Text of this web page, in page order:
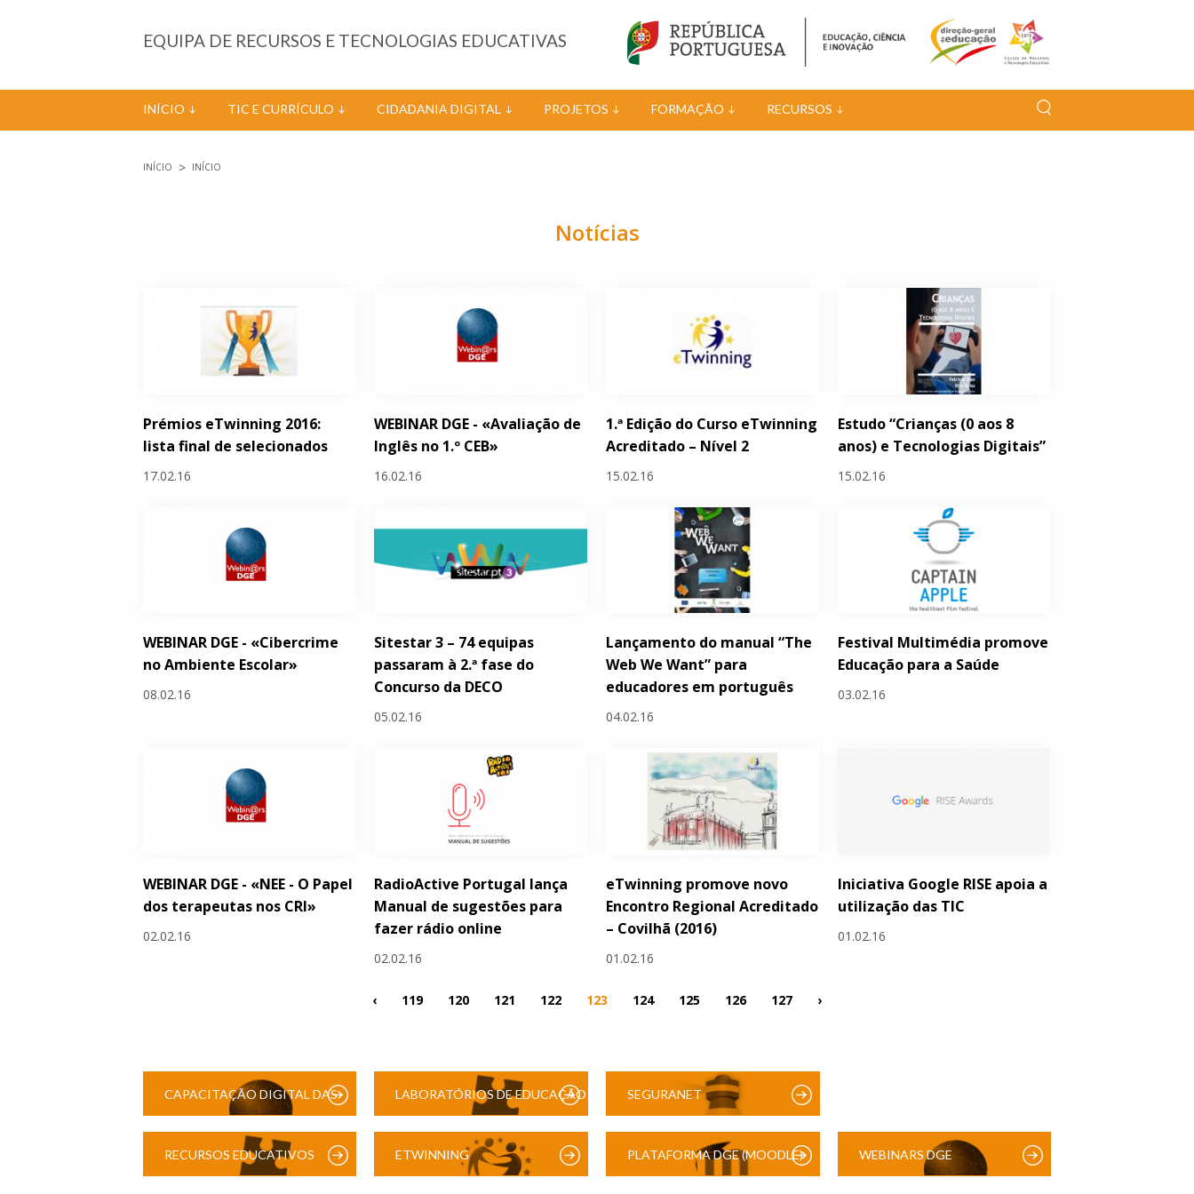
EQUIPA DE RECURSOS E TECNOLOGIAS EDUCATIVAS
INÍCIO TIC E CURRÍCULO CIDADANIA DIGITAL PROJETOS FORMAÇÃO RECURSOS
INÍCIO INÍCIO
Notícias
Prémios eTwinning 2016:
lista final de selecionados
17.02.16
WEBINAR DGE - «Avaliação de
Inglês no 1.º CEB»
16.02.16
1.ª Edição do Curso eTwinning
Acreditado – Nível 2
15.02.16
Estudo “Crianças (0 aos 8
anos) e Tecnologias Digitais”
15.02.16
WEBINAR DGE - «Cibercrime
no Ambiente Escolar»
08.02.16
Sitestar 3 – 74 equipas
passaram à 2.ª fase do
Concurso da DECO
05.02.16
Lançamento do manual “The
Web We Want” para
educadores em português
04.02.16
Festival Multimédia promove
Educação para a Saúde
03.02.16
WEBINAR DGE - «NEE - O Papel
dos terapeutas nos CRI»
02.02.16
RadioActive Portugal lança
Manual de sugestões para
fazer rádio online
02.02.16
eTwinning promove novo
Encontro Regional Acreditado
– Covilhã (2016)
01.02.16
Iniciativa Google RISE apoia a
utilização das TIC
01.02.16
Páginas
‹ 119 120 121 122 123 124 125 126 127 ›
CAPACITAÇÃO DIGITAL DAS LABORATÓRIOS DE EDUCAÇÃO SEGURANET
RECURSOS EDUCATIVOS ETWINNING PLATAFORMA DGE (MOODLE) WEBINARS DGE